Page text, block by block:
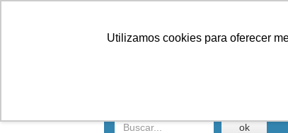
Utilizamos cookies para oferecer
ok